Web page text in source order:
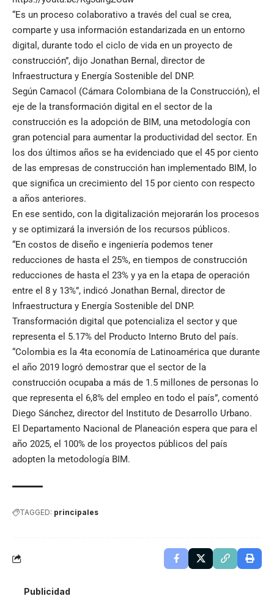
“Es un proceso colaborativo a través del cual se crea,
comparte y usa información estandarizada en un entorno
digital, durante todo el ciclo de vida en un proyecto de
construcción”, dijo Jonathan Bernal, director de
Infraestructura y Energía Sostenible del DNP.
Según Camacol (Cámara Colombiana de la Construcción), el
eje de la transformación digital en el sector de la
construcción es la adopción de BIM, una metodología con
gran potencial para aumentar la productividad del sector. En
los dos últimos años se ha evidenciado que el 45 por ciento
de las empresas de construcción han implementado BIM, lo
que significa un crecimiento del 15 por ciento con respecto
a años anteriores.
En ese sentido, con la digitalización mejorarán los procesos
y se optimizará la inversión de los recursos públicos.
“En costos de diseño e ingeniería podemos tener
reducciones de hasta el 25%, en tiempos de construcción
reducciones de hasta el 23% y ya en la etapa de operación
entre el 8 y 13%”, indicó Jonathan Bernal, director de
Infraestructura y Energía Sostenible del DNP.
Transformación digital que potencializa el sector y que
representa el 5.17% del Producto Interno Bruto del país.
“Colombia es la 4ta economía de Latinoamérica que durante
el año 2019 logró demostrar que el sector de la
construcción ocupaba a más de 1.5 millones de personas lo
que representa el 6,8% del empleo en todo el país”, comentó
Diego Sánchez, director del Instituto de Desarrollo Urbano.
El Departamento Nacional de Planeación espera que para el
año 2025, el 100% de los proyectos públicos del país
adopten la metodología BIM.
TAGGED: principales
Publicidad